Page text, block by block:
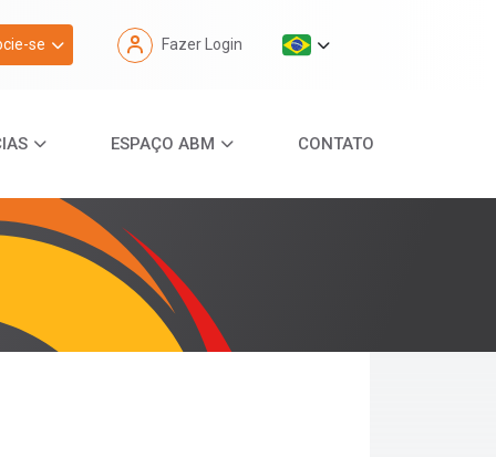
se Fazer Login
ESPAÇO ABM CONTATO